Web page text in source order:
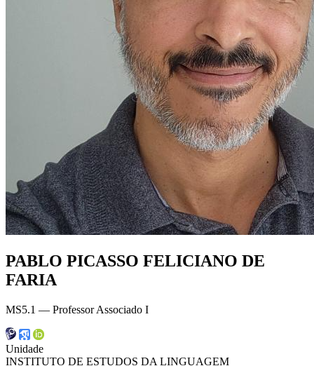
PABLO PICASSO FELICIANO DE
FARIA
MS5.1 — Professor Associado I
Unidade
INSTITUTO DE ESTUDOS DA LINGUAGEM